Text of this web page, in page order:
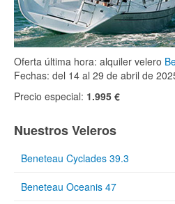
Oferta última hora: alquiler velero
Fechas: del 14 al 29 de abril de
Precio especial: 1.995 €
Nuestros Veleros
Beneteau Cyclades 39.3
Beneteau Oceanis 47